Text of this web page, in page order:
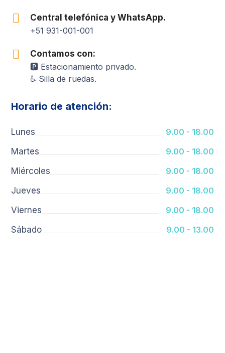
Central telefónica y WhatsApp.
+51 931-001-001
Contamos con:
🅿️ Estacionamiento privado.
♿ Silla de ruedas.
Horario de atención:
Lunes
9.00 - 18.00
Martes
9.00 - 18.00
Miércoles
9.00 - 18.00
Jueves
9.00 - 18.00
Viernes
9.00 - 18.00
Sábado
9.00 - 13.00